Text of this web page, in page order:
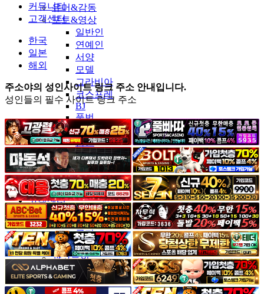
유머&감동
포토&영상
일반인
연예인
서양
모델
그라비아
코스프레
BJ
품번
후방주의
움짤
스포츠
기타
야썰
고객센터
공지&이벤트
공지
1:1문의
광고문의
커뮤니티
고객센터
한국
일본
해외
주소야의 성인사이트 링크 주소 안내입니다.
성인들의 필수 사이트 링크 주소